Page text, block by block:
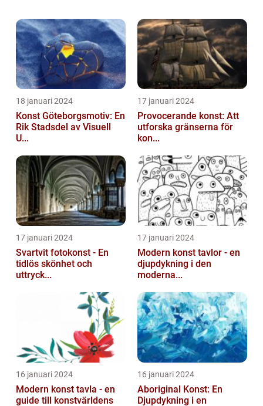
design. I denna artikel kommer vi att ge en...
18 januari 2024
Konst Göteborgsmotiv: En
Rik Stadsdel av Visuell
U...
17 januari 2024
Provocerande konst: Att
utforska gränserna för
kon...
17 januari 2024
Svartvit fotokonst - En
tidlös skönhet och
uttryck...
17 januari 2024
Modern konst tavlor - en
djupdykning i den
moderna...
16 januari 2024
Modern konst tavla - en
guide till konstvärldens
16 januari 2024
Aboriginal Konst: En
Djupdykning i en